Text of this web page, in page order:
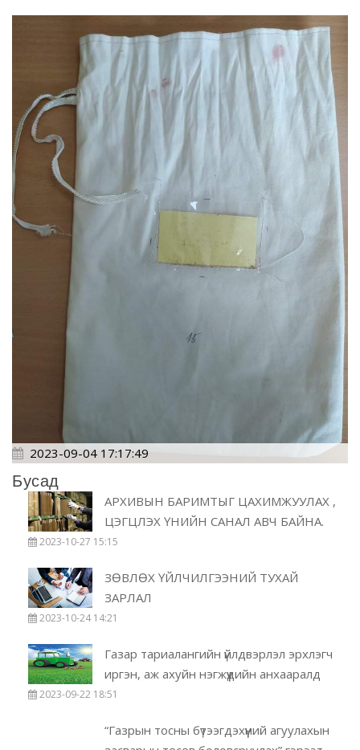
2023-09-04 17:17:49
Бусад
АРХИВЫН БАРИМТЫГ ЦАХИМЖУУЛАХ ,
ЦЭГЦЛЭХ ҮНИЙН САНАЛ АВЧ БАЙНА.
2023-10-27 15:15
ЗӨВЛӨХ ҮЙЛЧИЛГЭЭНИЙ ТУХАЙ
ЗАРЛАЛ
2023-10-24 14:21
Газар тариалангийн үйлдвэрлэл эрхлэгч
иргэн, аж ахуйн нэгжүүдийн анхааралд
2023-09-22 18:51
“Газрын тосны бүтээгдэхүүний агуулахын